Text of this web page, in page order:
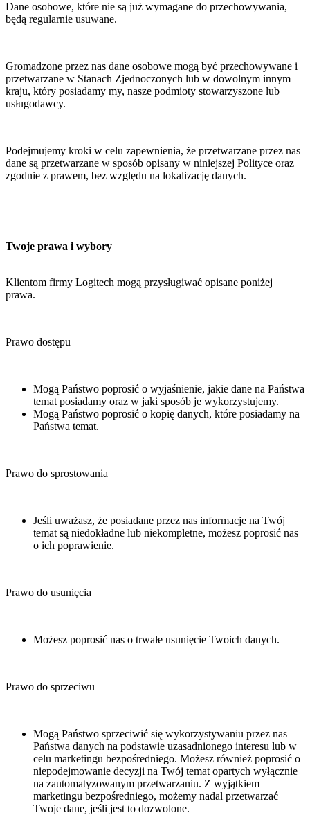
Dane osobowe, które nie są już wymagane do przechowywania,
będą regularnie usuwane.
Gromadzone przez nas dane osobowe mogą być przechowywane i
przetwarzane w Stanach Zjednoczonych lub w dowolnym innym
kraju, który posiadamy my, nasze podmioty stowarzyszone lub
usługodawcy.
Podejmujemy kroki w celu zapewnienia, że przetwarzane przez nas
dane są przetwarzane w sposób opisany w niniejszej Polityce oraz
zgodnie z prawem, bez względu na lokalizację danych.
Twoje prawa i wybory
Klientom firmy Logitech mogą przysługiwać opisane poniżej
prawa.
Prawo dostępu
Mogą Państwo poprosić o wyjaśnienie, jakie dane na Państwa
temat posiadamy oraz w jaki sposób je wykorzystujemy.
Mogą Państwo poprosić o kopię danych, które posiadamy na
Państwa temat.
Prawo do sprostowania
Jeśli uważasz, że posiadane przez nas informacje na Twój
temat są niedokładne lub niekompletne, możesz poprosić nas
o ich poprawienie.
Prawo do usunięcia
Możesz poprosić nas o trwałe usunięcie Twoich danych.
Prawo do sprzeciwu
Mogą Państwo sprzeciwić się wykorzystywaniu przez nas
Państwa danych na podstawie uzasadnionego interesu lub w
celu marketingu bezpośredniego. Możesz również poprosić o
niepodejmowanie decyzji na Twój temat opartych wyłącznie
na zautomatyzowanym przetwarzaniu. Z wyjątkiem
marketingu bezpośredniego, możemy nadal przetwarzać
Twoje dane, jeśli jest to dozwolone.